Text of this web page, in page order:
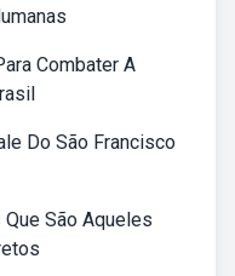
Combater A
Do São Francisco
São Aqueles